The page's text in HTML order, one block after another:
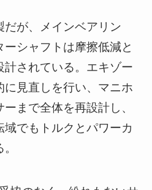
が、メインベアリン
シャフトは摩擦低減と
されている。エキゾー
に見直しを行い、マニホ
まで全体を再設計し、
でもトルクとパワーカ